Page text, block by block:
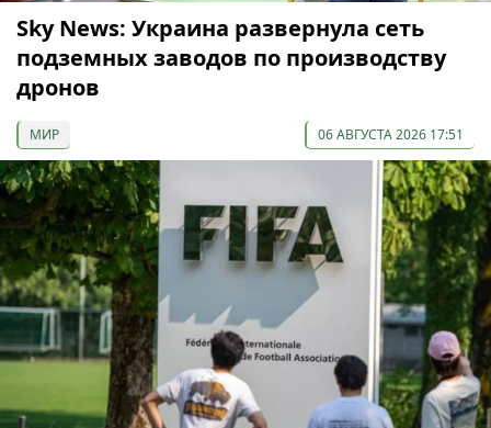
Sky News: Украина развернула сеть
подземных заводов по производству
дронов
МИР 06 АВГУСТА 2026 17:51